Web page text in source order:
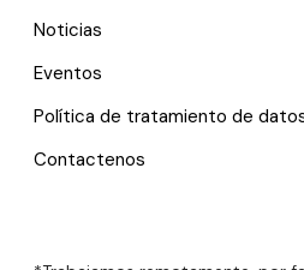
Noticias
Eventos
Política de tratamiento de
Contactenos